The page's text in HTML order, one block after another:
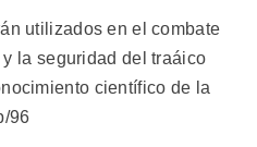
utilizados en el combate
la seguridad del traáico
científico de la
96